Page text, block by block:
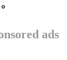
ads